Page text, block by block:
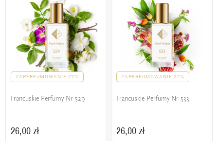
ZAPERFUMOWANIE 22%
Francuskie Perfumy Nr 529
26,00 zł
ZAPERFUMOWANIE 22%
Francuskie Perfumy Nr 533
26,00 zł